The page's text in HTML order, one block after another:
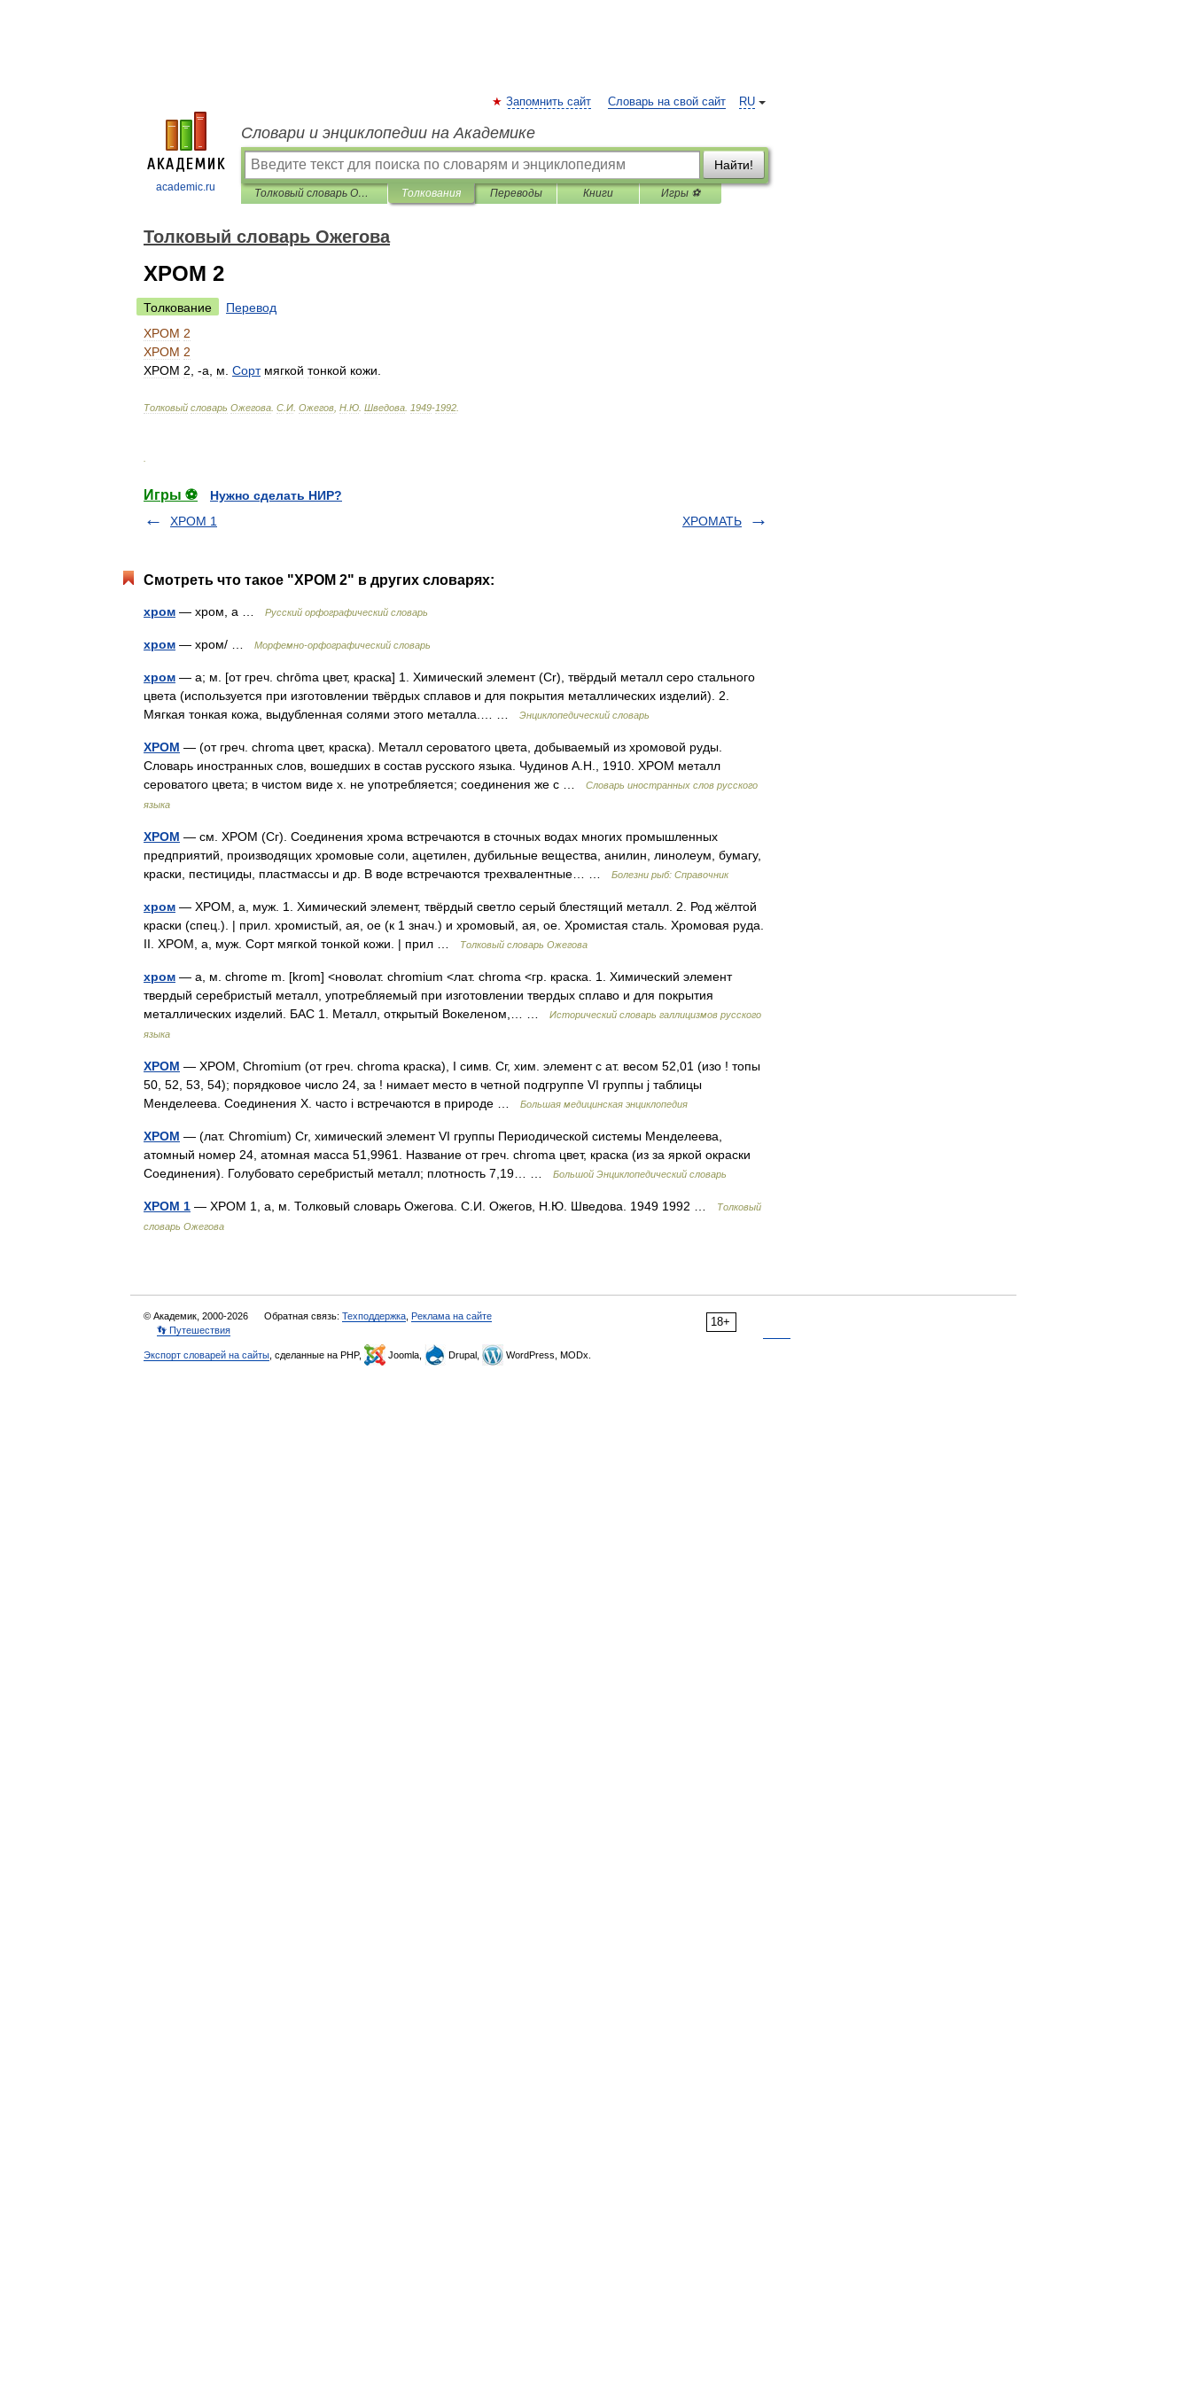
academic.ru
RU
Запомнить сайт Словарь на свой сайт
Словари и энциклопедии на Академике
Найти!
Толковый словарь Ожегова Толкования Переводы Книги Игры ⚽
Толковый словарь Ожегова
ХРОМ 2
Толкование
Перевод
ХРОМ 2
ХРОМ 2
ХРОМ 2 , -а м Сорт мягкой тонкой кожи
Толковый словарь Ожегова С И Ожегов Н Ю Шведова 1949-1992
Игры ⚽
Нужно сделать НИР?
ХРОМ 1
ХРОМАТЬ
Смотреть что такое "ХРОМ 2" в других словарях:
хром — хром, а … Русский орфографический словарь
хром — хром/ … Морфемно-орфографический словарь
хром — а; м. [от греч. chrōma цвет, краска] 1. Химический элемент (Сr), твёрдый металл серо стального
цвета (используется при изготовлении твёрдых сплавов и для покрытия металлических изделий). 2.
Мягкая тонкая кожа, выдубленная солями этого металла.… …
Энциклопедический словарь
ХРОМ — (от греч. chroma цвет, краска). Металл сероватого цвета, добываемый из хромовой руды.
Словарь иностранных слов, вошедших в состав русского языка. Чудинов А.Н., 1910. ХРОМ металл
сероватого цвета; в чистом виде х. не употребляется; соединения же с …
Словарь иностранных слов русского
языка
ХРОМ — см. ХРОМ (Сг). Соединения хрома встречаются в сточных водах многих промышленных
предприятий, производящих хромовые соли, ацетилен, дубильные вещества, анилин, линолеум, бумагу,
краски, пестициды, пластмассы и др. В воде встречаются трехвалентные… …
Болезни рыб: Справочник
хром — ХРОМ, а, муж. 1. Химический элемент, твёрдый светло серый блестящий металл. 2. Род жёлтой
краски (спец.). | прил. хромистый, ая, ое (к 1 знач.) и хромовый, ая, ое. Хромистая сталь. Хромовая руда.
II. ХРОМ, а, муж. Сорт мягкой тонкой кожи. | прил …
Толковый словарь Ожегова
хром — а, м. chrome m. [krom] <новолат. chromium <лат. chroma <гр. краска. 1. Химический элемент
твердый серебристый металл, употребляемый при изготовлении твердых сплаво и для покрытия
металлических изделий. БАС 1. Металл, открытый Вокеленом,… …
Исторический словарь галлицизмов русского
языка
ХРОМ — ХРОМ, Chromium (от греч. chroma краска), I симв. Сг, хим. элемент с ат. весом 52,01 (изо ! топы
50, 52, 53, 54); порядковое число 24, за ! нимает место в четной подгруппе VІ группы j таблицы
Менделеева. Соединения X. часто i встречаются в природе …
Большая медицинская энциклопедия
ХРОМ — (лат. Chromium) Cr, химический элемент VI группы Периодической системы Менделеева,
атомный номер 24, атомная масса 51,9961. Название от греч. chroma цвет, краска (из за яркой окраски
Соединения). Голубовато серебристый металл; плотность 7,19… …
Большой Энциклопедический словарь
ХРОМ 1 — ХРОМ 1, а, м. Толковый словарь Ожегова. С.И. Ожегов, Н.Ю. Шведова. 1949 1992 …
Толковый
словарь Ожегова
18+
© Академик, 2000-2026 Обратная связь: Техподдержка Реклама на сайте
👣 Путешествия
Экспорт словарей на сайты , сделанные на PHP, Joomla, Drupal, WordPress, MODx.